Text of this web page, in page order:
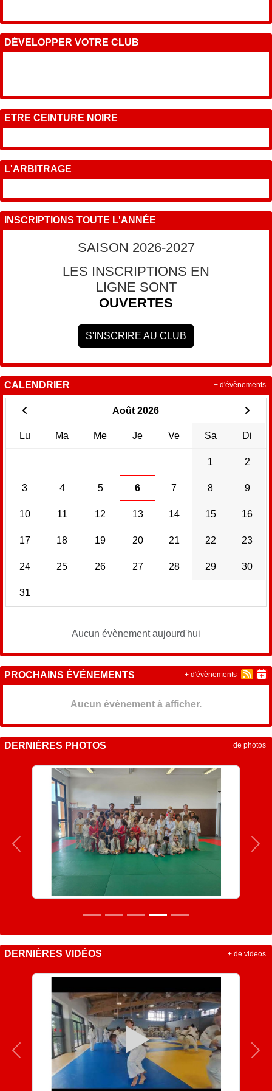
DÉVELOPPER VOTRE CLUB
ETRE CEINTURE NOIRE
L'ARBITRAGE
INSCRIPTIONS TOUTE L'ANNÉE
SAISON 2026-2027
LES INSCRIPTIONS EN
LIGNE SONT
OUVERTES
S'INSCRIRE AU CLUB
CALENDRIER
Août 2026
Lu Ma Me Je Ve Sa Di
1 2
3 4 5 6 7 8 9
10 11 12 13 14 15 16
17 18 19 20 21 22 23
24 25 26 27 28 29 30
31
Aucun évènement aujourd'hui
+ d'évènements
PROCHAINS ÉVÉNEMENTS
Aucun évènement à afficher.
+ d'évènements
DERNIÈRES PHOTOS
Précedent
+ de photos
DERNIÈRES VIDÉOS
Précedent
+ de videos